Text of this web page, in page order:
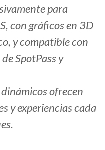
para
con gráficos en 3D
y compatible con
SpotPass y
ofrecen
y experiencias cada